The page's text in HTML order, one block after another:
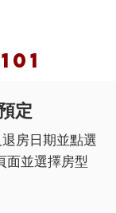
定
房日期並點選
面並選擇房型